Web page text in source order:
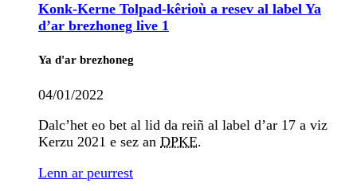
Konk-Kerne Tolpad-kêrioù a resev al label Ya
d’ar brezhoneg live 1
Ya d'ar brezhoneg
04/01/2022
Dalc’het eo bet al lid da reiñ al label d’ar 17 a viz
Kerzu 2021 e sez an DPKE.
Lenn ar peurrest